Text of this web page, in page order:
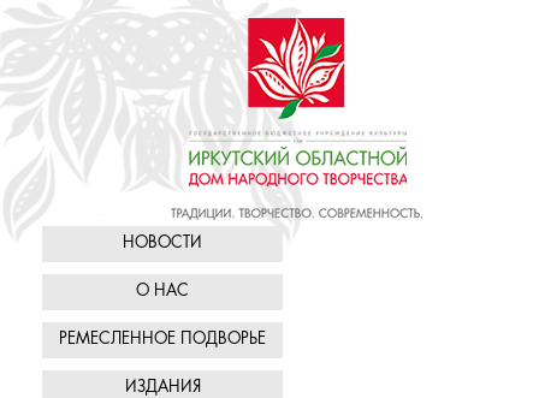
НОВОСТИ
О НАС
РЕМЕСЛЕННОЕ ПОДВОРЬЕ
ИЗДАНИЯ